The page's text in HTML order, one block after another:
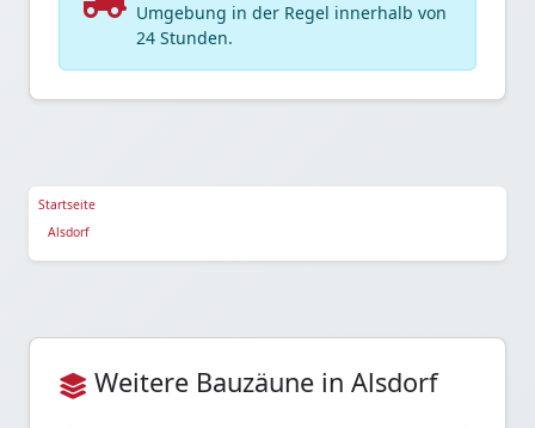
Startseite
Alsdorf
Umgebung in der Regel innerhalb von
24 Stunden.
Weitere Bauzäune in Alsdorf